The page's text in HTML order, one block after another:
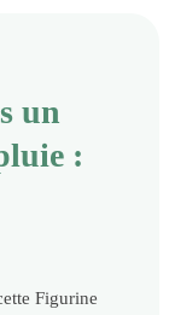
un
:
Figurine